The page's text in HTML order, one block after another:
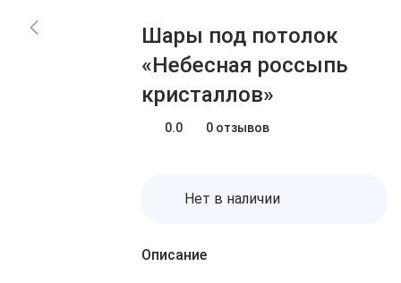
Блог
О нас
Заказы
Шары под потолок
«Небесная россыпь
кристаллов»
0.0 0 отзывов
Нет в наличии
Описание